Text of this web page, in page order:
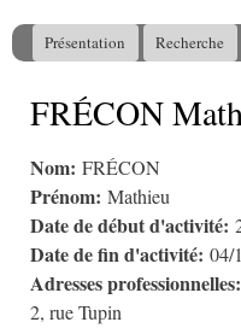
Menu principal
Présentation Recherche
Vous êtes ici
FRÉCON
Nom: FRÉCON
Prénom: Mathieu
Date de début d'activité:
Date de fin d'activité: 04/
Adresses professionnelles:
2, rue Tupin